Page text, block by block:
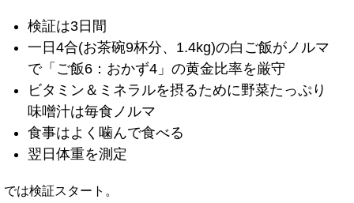
検証は3日間
一日4合(お茶碗9杯分、1.4kg)の白ご飯がノルマ
で「ご飯6：おかず4」の黄金比率を厳守
ビタミン＆ミネラルを摂るために野菜たっぷり
味噌汁は毎食ノルマ
食事はよく噛んで食べる
翌日体重を測定
では検証スタート。